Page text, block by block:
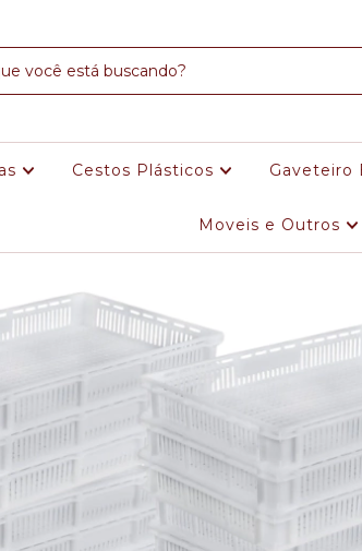
Cestos Plásticos Gaveteiro
Moveis e Outros